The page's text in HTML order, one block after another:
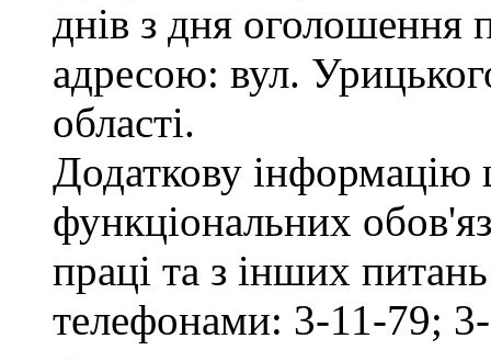
днів з дня оголошення
адресою: вул.
області.
Додаткову
функціональних
праці та з інших
телефонами: 3-11-79;